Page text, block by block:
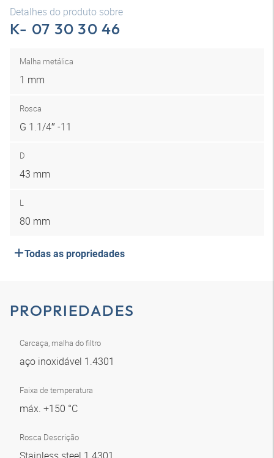
Detalhes do produto sobre
K- 07 30 30 46
Malha metálica
1 mm
Rosca
G 1.1/4″ -11
D
43 mm
L
80 mm
Todas as propriedades
PROPRIEDADES
Carcaça, malha do filtro
aço inoxidável 1.4301
Faixa de temperatura
máx. +150 °C
Rosca Descrição